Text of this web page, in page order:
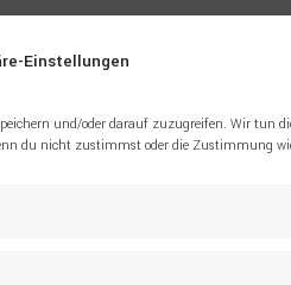
Einstellungen
und/oder darauf zuzugreifen. Wir tun
du nicht zustimmst oder die Zustimmung
LIEBHERR”